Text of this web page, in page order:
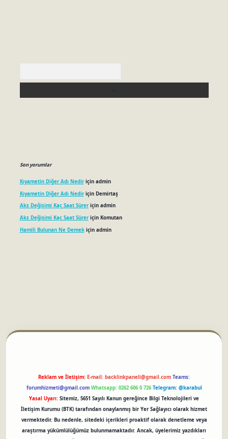
Son yorumlar
Kıyametin Diğer Adı Nediriçin admin
Kıyametin Diğer Adı Nediriçin Demirtaş
Aks Değişimi Kaç Saat Süreriçin admin
Aks Değişimi Kaç Saat Süreriçin Komutan
Hamili Bulunan Ne Demekiçin admin
Reklam ve İletişim: E-mail: backlinkpaneli@gmail.com Teams:
forumhizmeti@gmail.com Whatsapp: 0262 606 0 726 Telegram: @karabul
Yasal Uyarı: Sitemiz, 5651 Sayılı Kanun gereğince Bilgi Teknolojileri ve
İletişim Kurumu (BTK) tarafından onaylanmış bir Yer Sağlayıcı olarak hizmet
vermektedir. Bu nedenle, sitedeki içerikleri proaktif olarak denetleme veya
araştırma yükümlülüğümüz bulunmamaktadır. Ancak, üyelerimiz yazdıkları